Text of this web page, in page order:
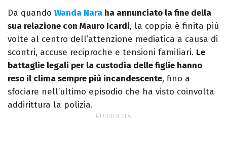
come Fashion Editor. Si specializza poi in
Comunicazione digitale, Giornalismo e
Nuovi media presso La Sapienza,
collaborando con alcune testate ed uffici
stampa.
Da quando Wanda Nara ha annunciato la fine della
sua relazione con Mauro Icardi, la coppia è finita più
volte al centro dell’attenzione mediatica a causa di
scontri, accuse reciproche e tensioni familiari. Le
battaglie legali per la custodia delle figlie hanno
reso il clima sempre più incandescente, fino a
sfociare nell’ultimo episodio che ha visto coinvolta
addirittura la polizia.